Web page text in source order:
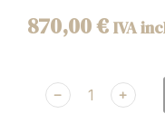
870,00€ IVA
﹣ ﹢